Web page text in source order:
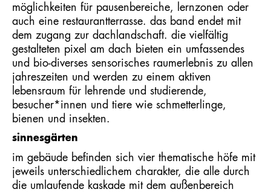
möglichkeiten für pausenbereiche, lernzonen oder
auch eine restaurantterrasse. das band endet mit
dem zugang zur dachlandschaft. die vielfältig
gestalteten pixel am dach bieten ein umfassendes
und bio-diverses sensorisches raumerlebnis zu allen
jahreszeiten und werden zu einem aktiven
lebensraum für lehrende und studierende,
besucher*innen und tiere wie schmetterlinge,
bienen und insekten.
sinnesgärten
im gebäude befinden sich vier thematische höfe mit
jeweils unterschiedlichem charakter, die alle durch
die umlaufende kaskade mit dem außenbereich